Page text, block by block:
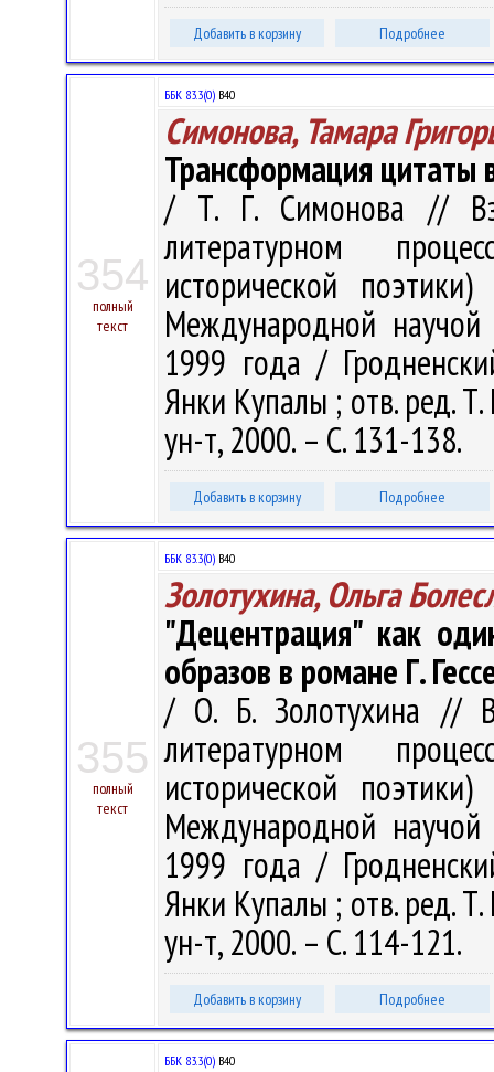
Добавить в корзину Подробнее
354
полный
текст
ББК 83.3(0) В40
Симонова, Тамара
Трансформация цитаты
/ Т. Г. Симонова //
литературном
исторической
Международной
1999 года /
Янки Купалы ; отв. ред. Т.
ун-т, 2000. – С. 131-138.
Добавить в корзину Подробнее
355
полный
текст
ББК 83.3(0) В40
Золотухина, Ольга
"Децентрация" как
образов в романе Г.
/ О. Б. Золотухина //
литературном
исторической
Международной
1999 года /
Янки Купалы ; отв. ред. Т.
ун-т, 2000. – С. 114-121.
Добавить в корзину Подробнее
ББК 83.3(0) В40